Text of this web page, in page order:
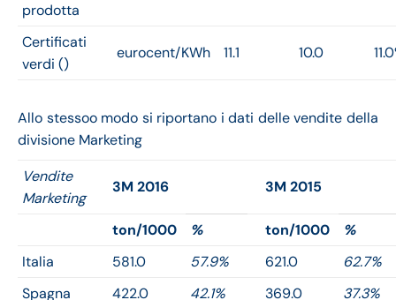
prodotta
Certificati
verdi ()
eurocent/KWh 11.1 10.0
Allo stessoo modo si riportano i dati delle vendite della
divisione Marketing
Vendite
Marketing
3M 2016 3M 2015
ton/1000 % ton/1000
%
Italia
581.0 57.9% 621.0
62.7%
Spagna
422.0 42.1% 369.0
37.3%